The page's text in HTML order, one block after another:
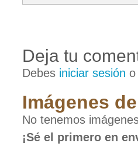
Deja tu
Debes iniciar sesión
Imágenes
No tenemos
¡Sé el primero en